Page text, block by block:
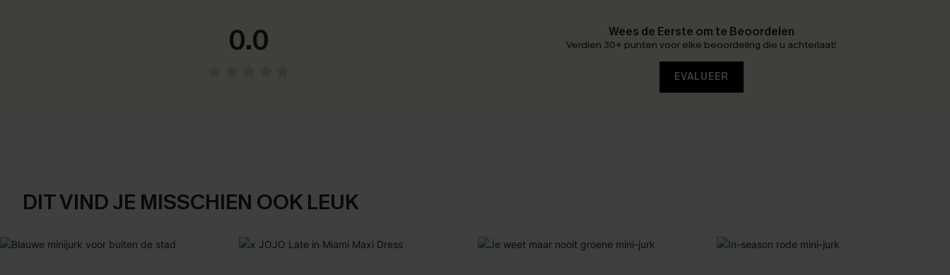
0.0 Wees de Eerste om te Beoordelen
Verdien 30+ punten voor elke beoordeling die u achterlaat!
EVALUEER
DIT VIND JE MISSCHIEN OOK LEUK